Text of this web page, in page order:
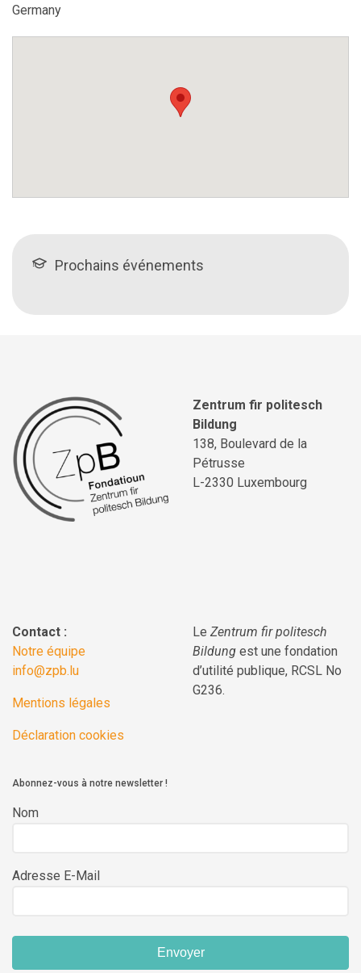
Germany
Prochains événements
Zentrum fir politesch
Bildung
138, Boulevard de la
Pétrusse
L-2330 Luxembourg
Contact :
Notre équipe
info@zpb.lu
Mentions légales
Déclaration cookies
Le Zentrum fir politesch
Bildung est une fondation
d’utilité publique, RCSL No
G236.
Abonnez-vous à notre newsletter !
Nom
Adresse E-Mail
Envoyer